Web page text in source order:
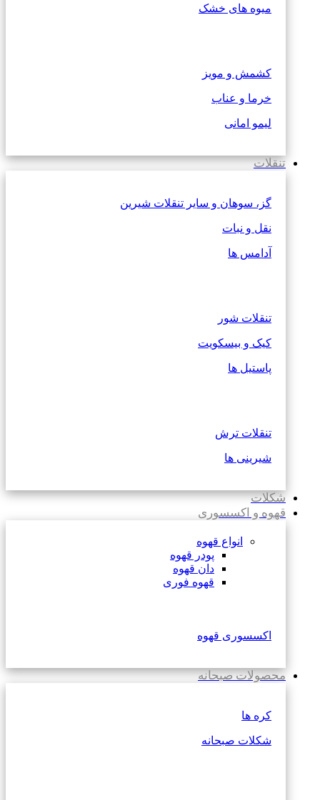
میوه های خشک
کشمش و مویز
خرما و عناب
لیمو امانی
تنقلات
گز، سوهان و سایر تنقلات شیرین
نقل و نبات
آدامس ها
تنقلات شور
کیک و بیسکویت
پاستیل ها
تنقلات ترش
شیرینی ها
شکلات
قهوه و اکسسوری
انواع قهوه
پودر قهوه
دان قهوه
قهوه فوری
اکسسوری قهوه
محصولات صبحانه
کره ها
شکلات صبحانه